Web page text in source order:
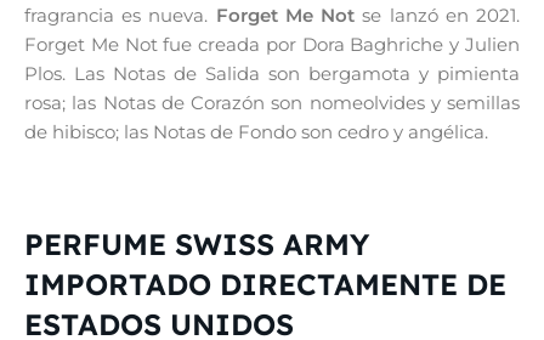
fragrancia es nueva. Forget Me Not se lanzó en 2021.
Forget Me Not fue creada por Dora Baghriche y Julien
Plos. Las Notas de Salida son bergamota y pimienta
rosa; las Notas de Corazón son nomeolvides y semillas
de hibisco; las Notas de Fondo son cedro y angélica.
PERFUME SWISS ARMY
IMPORTADO DIRECTAMENTE DE
ESTADOS UNIDOS